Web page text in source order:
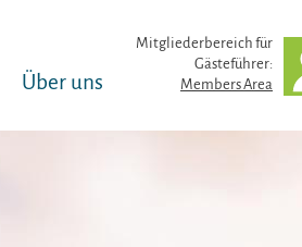
Über uns
Mitglieder­bereich für
Gästeführer:
Members Area